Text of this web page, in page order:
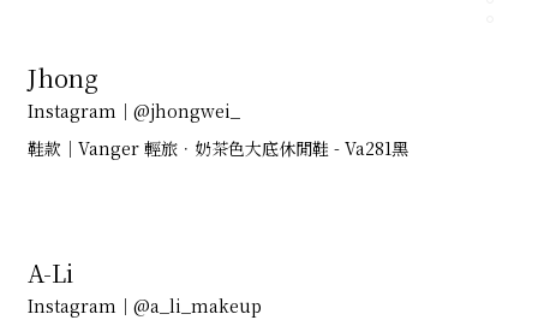
Jhong
Instagram｜@jhongwei_
鞋款｜Vanger 輕旅．奶茶色大底休閒鞋 - Va281黑
A-Li
Instagram｜@a_li_makeup